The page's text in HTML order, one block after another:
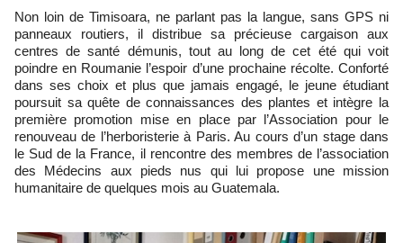
Non loin de Timisoara, ne parlant pas la langue, sans GPS ni
panneaux routiers, il distribue sa précieuse cargaison aux
centres de santé démunis, tout au long de cet été qui voit
poindre en Roumanie l’espoir d’une prochaine récolte. Conforté
dans ses choix et plus que jamais engagé, le jeune étudiant
poursuit sa quête de connaissances des plantes et intègre la
première promotion mise en place par l’Association pour le
renouveau de l’herboristerie à Paris. Au cours d’un stage dans
le Sud de la France, il rencontre des membres de l’association
des Médecins aux pieds nus qui lui propose une mission
humanitaire de quelques mois au Guatemala.